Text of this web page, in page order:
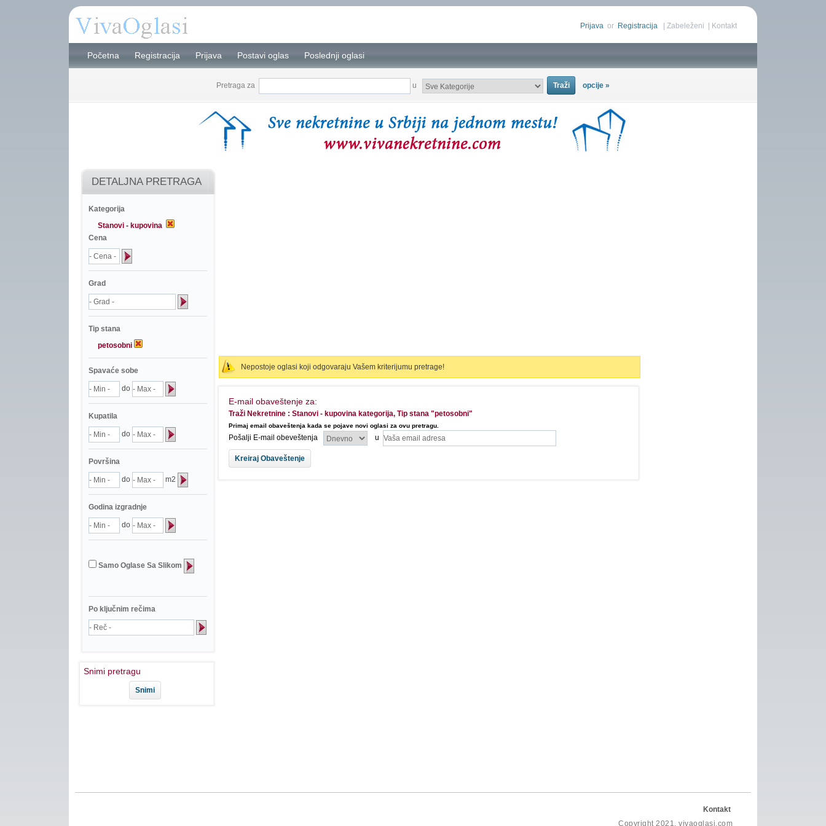
Prijava or Registracija Zabeleženi Kontakt
Početna Registracija Prijava Postavi oglas Poslednji oglasi
Pretraga za u opcije »
DETALJNA PRETRAGA
Kategorija
Stanovi - kupovina
Cena
Grad
Tip stana
petosobni
Spavaće sobe
do
Kupatila
do
Površina
do m2
Godina izgradnje
do
Samo Oglase Sa Slikom
Po ključnim rečima
Snimi pretragu
Nepostoje oglasi koji odgovaraju Vašem kriterijumu pretrage!
E-mail obaveštenje za:
Traži Nekretnine : Stanovi - kupovina kategorija, Tip stana "petosobni"
Primaj email obaveštenja kada se pojave novi oglasi za ovu pretragu.
Pošalji E-mail obeveštenja u
Kontakt
Copyright 2021, vivaoglasi.com